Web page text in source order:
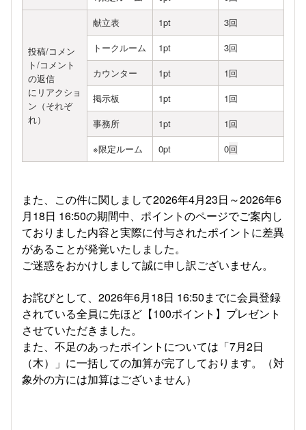
投稿/コメン
ト/コメント
の返信
にリアクショ
ン（それぞ
れ）
献立表 1pt 3回
トークルーム
1pt
3回
カウンター
1pt 1回
掲示板
1pt
1回
事務所
1pt 1回
※限定ルーム
0pt 0回
また、この件に関しまして2026年4月23日～2026年6
月18日 16:50の期間中、ポイントのページでご案内し
ておりました内容と実際に付与されたポイントに差異
があることが発覚いたしました。
ご迷惑をおかけしまして誠に申し訳ございません。
お詫びとして、2026年6月18日 16:50までに会員登録
されている全員に先ほど【100ポイント】プレゼント
させていただきました。
また、不足のあったポイントについては「7月2日
（木）」に一括しての加算が完了しております。（対
象外の方には加算はございません）